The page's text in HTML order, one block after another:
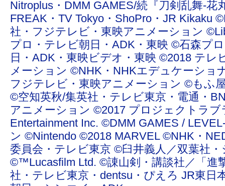
Nitroplus・DMM GAMES/続『刀剣乱舞-
FREAK・TV Tokyo・ShoPro・JR
社・フジテレビ・東映アニメーション
プロ・テレビ朝日・ADK・東映 ©石森プ
日・ADK・東映ビデオ・東映 ©2018 テ
メーション ©NHK・NHKエデュケーシ
フジテレビ・東映アニメーション ©もふ
©空知英秋/集英社・テレビ東京・電通・
アニメーション ©2017 プロジェクトラ
Entertainment Inc. ©DMM GAMES /
ン ©Nintendo ©2018 MARVEL ©NHK・
委員会・テレビ東京 ©臼井義人／双葉社
©™Lucasfilm Ltd. ©諌山剣・講談社／「進
社・テレビ東京・dentsu・ぴえろ JR東